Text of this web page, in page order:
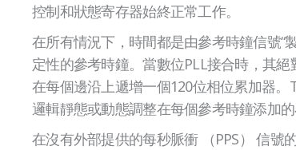
控制和狀態寄存器始終正常工作。
在所有情況下，時間都是由參考時鐘信號“
定性的參考時鐘。當數位PLL接合時，其
在每個邊沿上遞增一個120位相位累加器。
邏輯靜態或動態調整在每個參考時鐘添加的
在沒有外部提供的每秒脈衝 （PPS） 信號